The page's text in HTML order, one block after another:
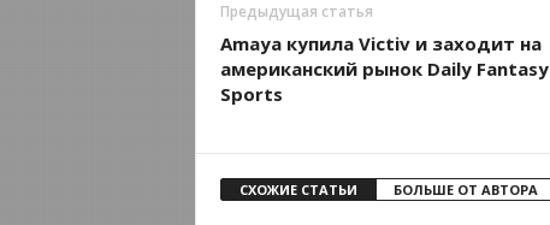
Предыдущая статья
Amaya купила Victiv и заходит на
американский рынок Daily Fantasy
Sports
СХОЖИЕ СТАТЬИ БОЛЬШЕ ОТ АВТОРА